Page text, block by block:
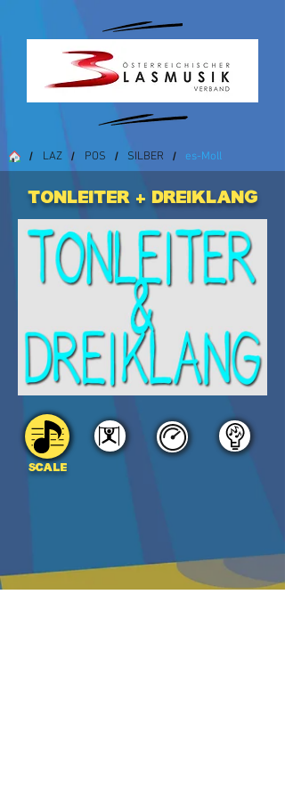
/ LAZ / POS / SILBER / es-Moll
Tonleiter + Dreiklang
SCALE